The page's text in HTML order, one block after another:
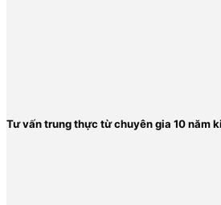
Tư vấn trung thực từ chuyên gia 10 năm